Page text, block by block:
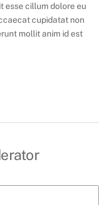
esse cillum dolore eu
cupidatat non
mollit anim id est